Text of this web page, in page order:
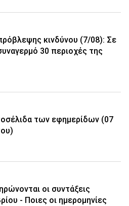
κινδύνου (7/08): Σε
30 περιοχές της
των εφημερίδων (07
οι συντάξεις
- Ποιες οι ημερομηνίες